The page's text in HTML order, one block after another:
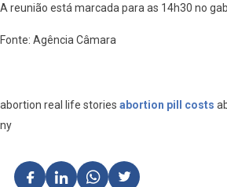
A reunião está marcada para as 14h30 no
Fonte: Agência Câmara
abortion real life stories abortion pill costs
ny